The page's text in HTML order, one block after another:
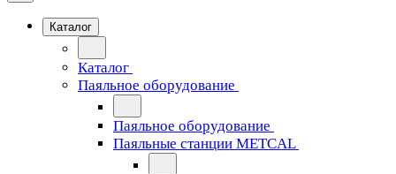
Каталог
Каталог
Паяльное оборудование
Паяльное оборудование
Паяльные станции METCAL